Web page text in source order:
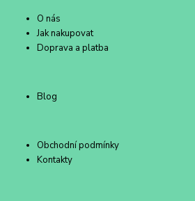
O nás
Jak nakupovat
Doprava a platba
Blog
Obchodní podmínky
Kontakty